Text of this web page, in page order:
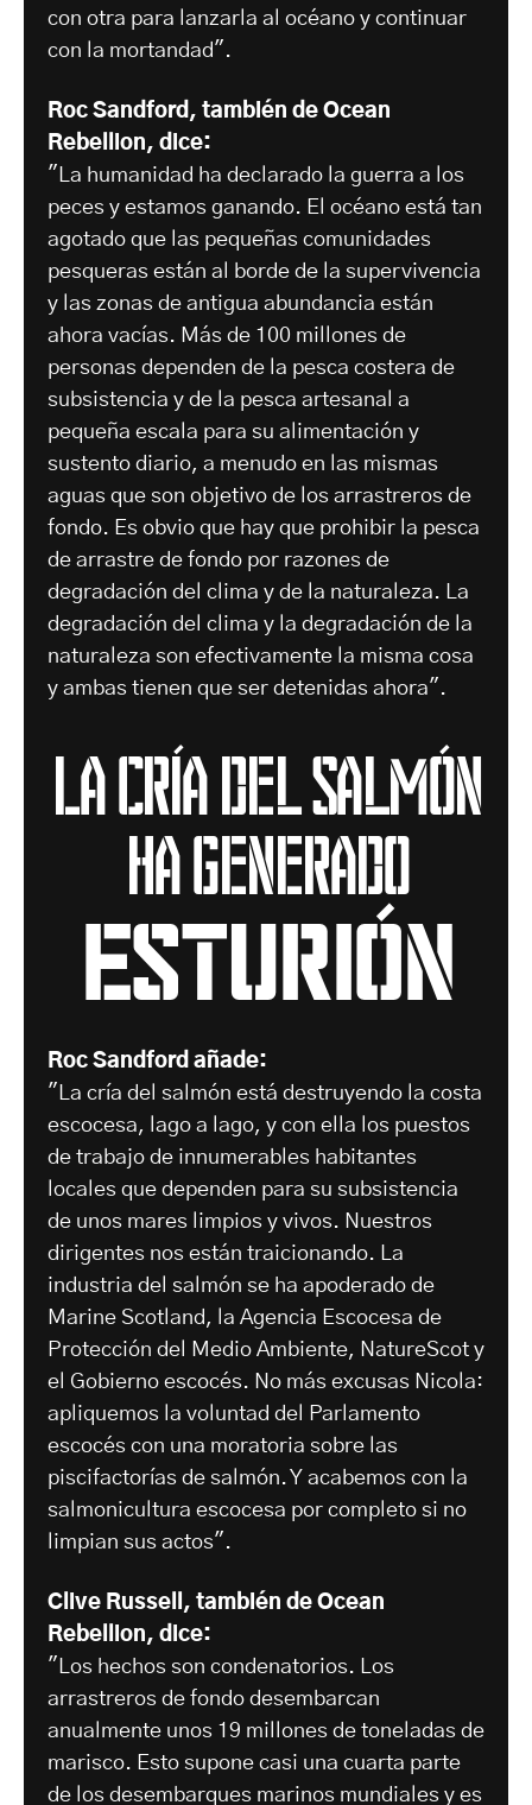
con otra para lanzarla al océano y continuar
con la mortandad".
Roc Sandford, también de Ocean
Rebellion, dice:
"La humanidad ha declarado la guerra a los
peces y estamos ganando. El océano está tan
agotado que las pequeñas comunidades
pesqueras están al borde de la supervivencia
y las zonas de antigua abundancia están
ahora vacías. Más de 100 millones de
personas dependen de la pesca costera de
subsistencia y de la pesca artesanal a
pequeña escala para su alimentación y
sustento diario, a menudo en las mismas
aguas que son objetivo de los arrastreros de
fondo. Es obvio que hay que prohibir la pesca
de arrastre de fondo por razones de
degradación del clima y de la naturaleza. La
degradación del clima y la degradación de la
naturaleza son efectivamente la misma cosa
y ambas tienen que ser detenidas ahora".
La cría del salmón
ha generado
Esturión
Roc Sandford añade:
"La cría del salmón está destruyendo la costa
escocesa, lago a lago, y con ella los puestos
de trabajo de innumerables habitantes
locales que dependen para su subsistencia
de unos mares limpios y vivos. Nuestros
dirigentes nos están traicionando. La
industria del salmón se ha apoderado de
Marine Scotland, la Agencia Escocesa de
Protección del Medio Ambiente, NatureScot y
el Gobierno escocés. No más excusas Nicola:
apliquemos la voluntad del Parlamento
escocés con una moratoria sobre las
piscifactorías de salmón. Y acabemos con la
salmonicultura escocesa por completo si no
limpian sus actos".
Clive Russell, también de Ocean
Rebellion, dice:
"Los hechos son condenatorios. Los
arrastreros de fondo desembarcan
anualmente unos 19 millones de toneladas de
marisco. Esto supone casi una cuarta parte
de los desembarques marinos mundiales y es